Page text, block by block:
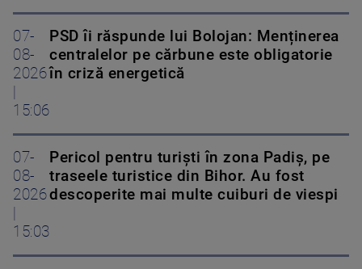
07-
08-
2026
15:06
PSD îi răspunde lui Bolojan: Menținerea
centralelor pe cărbune este obligatorie
în criză energetică
07-
08-
2026
15:03
Pericol pentru turiști în zona Padiș, pe
traseele turistice din Bihor. Au fost
descoperite mai multe cuiburi de viespi